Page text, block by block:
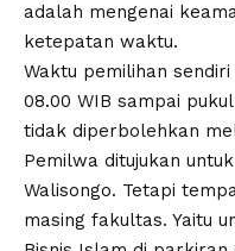
adalah mengenai
ketepatan waktu.
Waktu pemilihan
08.00 WIB sampai
tidak diperbolehkan
Pemilwa ditujukan
Walisongo. Tetapi
masing fakultas. Yaitu